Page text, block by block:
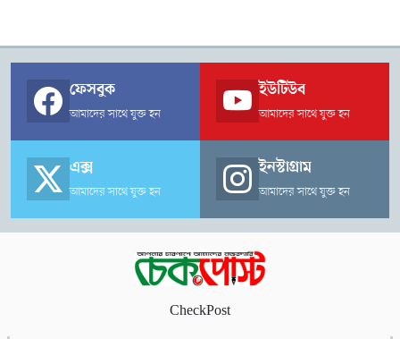
ফেসবুক
আমাদের সাথে যুক্ত হন
ইউটিউব
আমাদের সাথে যুক্ত হন
এক্স
আমাদের সাথে যুক্ত হন
ইনস্টাগ্রাম
আমাদের সাথে যুক্ত হন
CheckPost